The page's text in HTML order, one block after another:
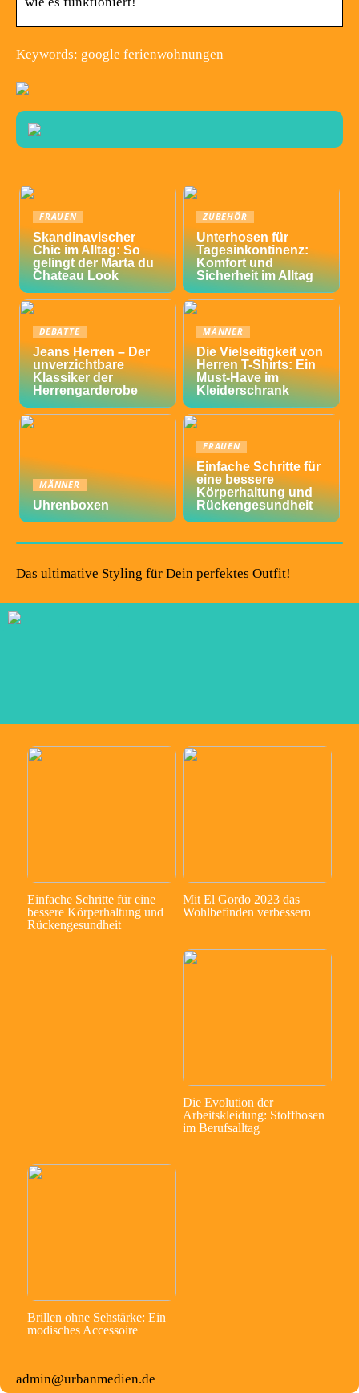
Keywords: google ferienwohnungen
FRAUEN
Skandinavischer
Chic im Alltag: So
gelingt der Marta du
Chateau Look
ZUBEHÖR
Unterhosen für
Tagesinkontinenz:
Komfort und
Sicherheit im Alltag
DEBATTE
Jeans Herren – Der
unverzichtbare
Klassiker der
Herrengarderobe
MÄNNER
Die Vielseitigkeit von
Herren T-Shirts: Ein
Must-Have im
Kleiderschrank
MÄNNER
Uhrenboxen
FRAUEN
Einfache Schritte für
eine bessere
Körperhaltung und
Rückengesundheit
Das ultimative Styling für Dein perfektes Outfit!
Einfache Schritte für eine
bessere Körperhaltung und
Rückengesundheit
Mit El Gordo 2023 das
Wohlbefinden verbessern
Die Evolution der
Arbeitskleidung: Stoffhosen
im Berufsalltag
Brillen ohne Sehstärke: Ein
modisches Accessoire
admin@urbanmedien.de